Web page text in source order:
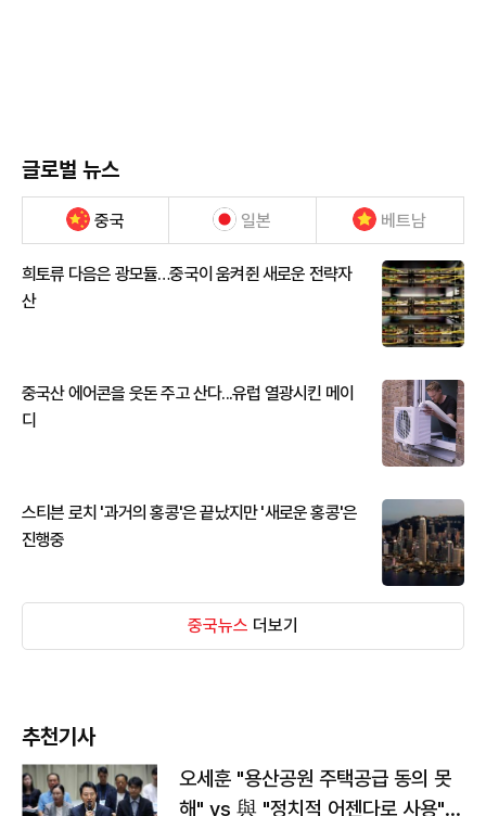
글로벌 뉴스
중국 일본 베트남
희토류 다음은 광모듈…중국이 움켜쥔 새로운 전략자
산
중국산 에어콘을 웃돈 주고 산다...유럽 열광시킨 메이
디
스티븐 로치 '과거의 홍콩'은 끝났지만 '새로운 홍콩'은
진행중
중국뉴스 더보기
추천기사
오세훈 "용산공원 주택공급 동의 못
해" vs 與 "정치적 어젠다로 사용"